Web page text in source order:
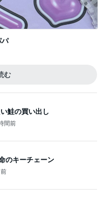
パ
む
鮭の買い出し
間前
のキーチェーン